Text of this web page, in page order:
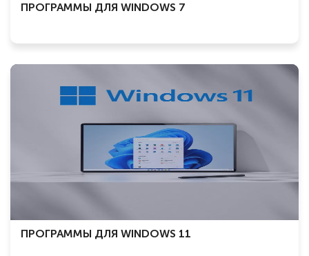
ПРОГРАММЫ ДЛЯ WINDOWS 7
ПРОГРАММЫ ДЛЯ WINDOWS 11